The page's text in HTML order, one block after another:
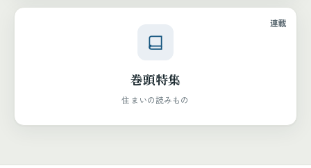
連載
巻頭特集
住まいの読みもの